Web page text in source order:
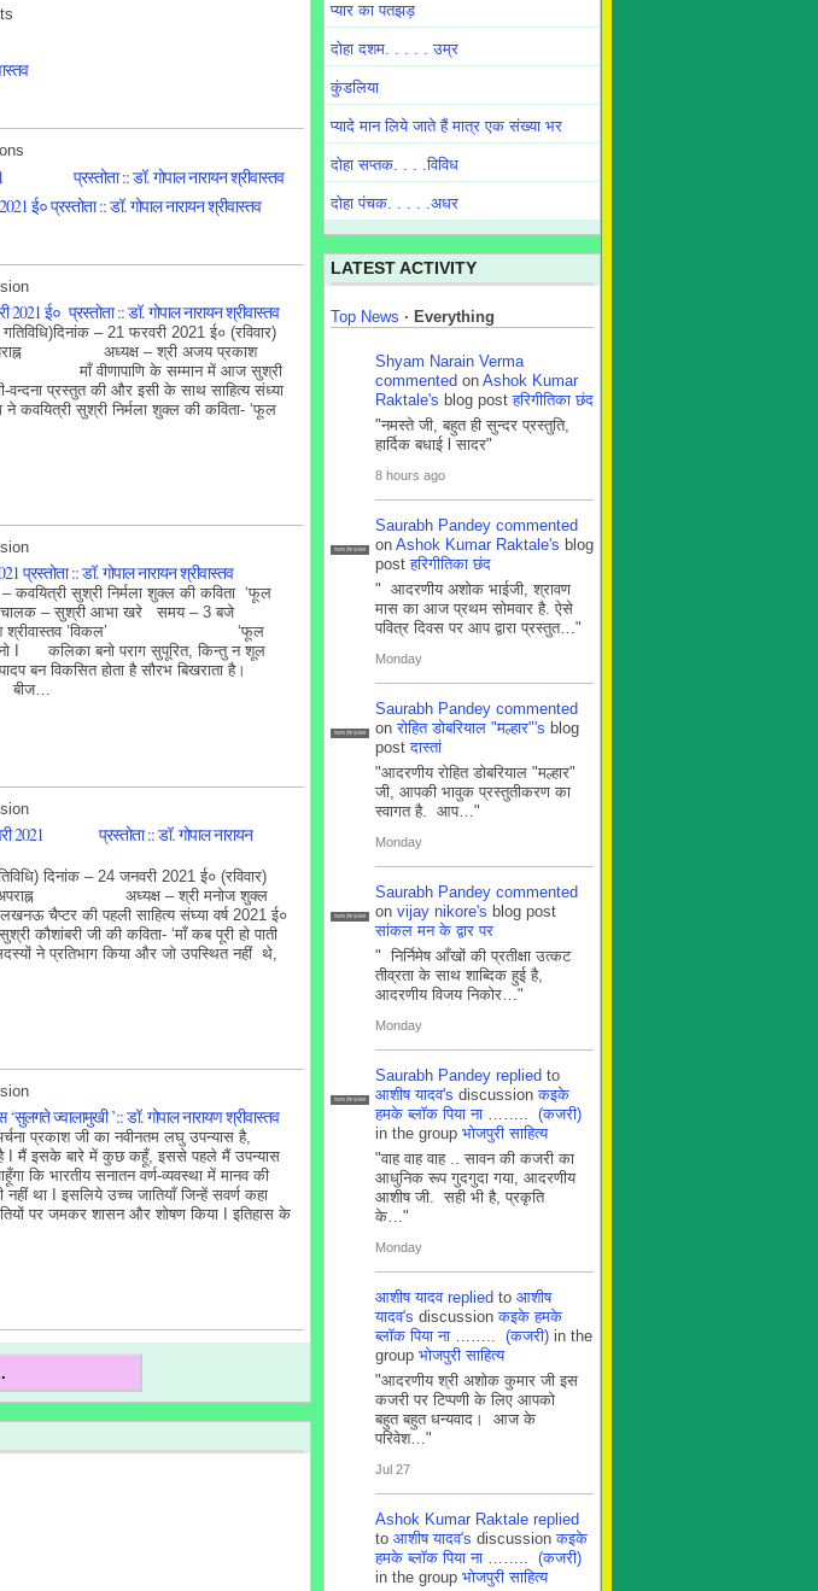
प्रस्तोता :: डॉ. गोपाल नारायन श्रीवास्तव
ई० प्रस्तोता :: डॉ. गोपाल नारायन श्रीवास्तव
ई० प्रस्तोता :: डॉ. गोपाल नारायन श्रीवास्तव
– 21 फरवरी 2021 ई० (रविवार)
अध्यक्ष – श्री अजय प्रकाश
के सम्मान में आज सुश्री
वन्दना प्रस्तुत की और इसी के साथ साहित्य संध्या
सुश्री निर्मला शुक्ल की कविता- ‘फूल
प्रस्तोता :: डॉ. गोपाल नारायन श्रीवास्तव
– कवयित्री सुश्री निर्मला शुक्ल की कविता ‘फूल
संचालक – सुश्री आभा खरे समय – 3 बजे
श्रीवास्तव ’विकल’ ‘फूल
I कलिका बनो पराग सुपूरित, किन्तु न शूल
बन विकसित होता है सौरभ बिखराता है।
बीज…
2021 प्रस्तोता :: डॉ. गोपाल नारायन
दिनांक – 24 जनवरी 2021 ई० (रविवार)
अपराह्न अध्यक्ष – श्री मनोज शुक्ल
चैप्टर की पहली साहित्य संघ्या वर्ष 2021 ई०
कौशांबरी जी की कविता- ‘माँ कब पूरी हो पाती
ने प्रतिभाग किया और जो उपस्थित नहीं थे,
ज्वालामुखी ’:: डॉ. गोपाल नारायण श्रीवास्तव
प्रकाश जी का नवीनतम लघु उपन्यास है,
I मैं इसके बारे में कुछ कहूँ, इससे पहले मैं उपन्यास
कि भारतीय सनातन वर्ण-व्यवस्था में मानव की
था I इसलिये उच्च जातियाँ जिन्हें सवर्ण कहा
पर जमकर शासन और शोषण किया I इतिहास के
प्यार का पतझड़
दोहा दशम. . . . . उम्र
कुंडलिया
प्यादे मान लिये जाते हैं मात्र एक संख्या भर
दोहा सप्तक. . . .विविध
दोहा पंचक. . . . .अधर
LATEST ACTIVITY
Top News · Everything
Shyam Narain Verma
commented on Ashok Kumar
Raktale's blog postहरिगीतिका छंद
"नमस्ते जी, बहुत ही सुन्दर प्रस्तुति,
हार्दिक बधाई l सादर"
8 hours ago
सदस्य टीम प्रबंधन
Saurabh Pandey commented
on Ashok Kumar Raktale's blog
postहरिगीतिका छंद
" आदरणीय अशोक भाईजी, श्रावण
मास का आज प्रथम सोमवार है. ऐसे
पवित्र दिवस पर आप द्वारा प्रस्तुत…"
Monday
सदस्य टीम प्रबंधन
Saurabh Pandey commented
onरोहित डोबरियाल "मल्हार"'s blog
postदास्तां
"आदरणीय रोहित डोबरियाल "मल्हार"
जी, आपकी भावुक प्रस्तुतीकरण का
स्वागत है. आप…"
Monday
सदस्य टीम प्रबंधन
Saurabh Pandey commented
on vijay nikore's blog post
सांकल मन के द्वार पर
" निर्निमेष आँखों की प्रतीक्षा उत्कट
तीव्रता के साथ शाब्दिक हुई है,
आदरणीय विजय निकोर…"
Monday
सदस्य टीम प्रबंधन
Saurabh Pandey replied to
आशीष यादव's discussionकइके
हमके ब्लाॅक पिया ना …….. (कजरी)
in the group भोजपुरी साहित्य
"वाह वाह वाह .. सावन की कजरी का
आधुनिक रूप गुदगुदा गया, आदरणीय
आशीष जी. सही भी है, प्रकृति
के…"
Monday
आशीष यादव replied to आशीष
यादव's discussionकइके हमके
ब्लाॅक पिया ना …….. (कजरी) in the
group भोजपुरी साहित्य
"आदरणीय श्री अशोक कुमार जी इस
कजरी पर टिप्पणी के लिए आपको
बहुत बहुत धन्यवाद। आज के
परिवेश…"
Jul 27
Ashok Kumar Raktale replied
to आशीष यादव's discussionकइके
हमके ब्लाॅक पिया ना …….. (कजरी)
in the group भोजपुरी साहित्य